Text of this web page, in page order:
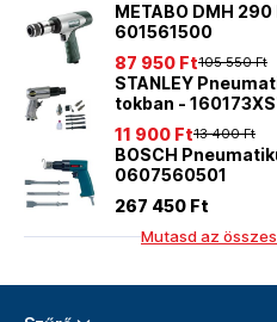
METABO DMH
601561500
105 550 Ft
87 950 Ft
STANLEY
tokban -
kalapács 4 db 6
13 400 Ft
11 900 Ft
BOSCH
0607560501
267 450 Ft
Mutasd az